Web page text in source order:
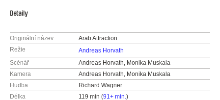
Detaily
Originální název
Arab Attraction
Režie
Andreas Horvath
Scénář
Andreas Horvath, Monika Muskala
Kamera
Andreas Horvath, Monika Muskala
Hudba
Richard Wagner
Délka
119 min (91+ min.)